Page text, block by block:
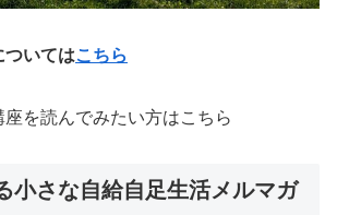
ついてはこちら
を読んでみたい方はこちら
小さな自給自足生活メルマガ